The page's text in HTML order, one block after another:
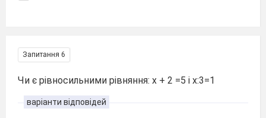
Запитання 6
Чи є рівносильними рівняння: х + 2 =5 і х:3=1
варіанти відповідей